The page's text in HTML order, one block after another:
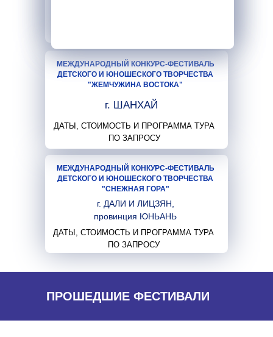
МЕЖДУНАРОДНЫЙ КОНКУРС-ФЕСТИВАЛЬ
ДЕТСКОГО И ЮНОШЕСКОГО ТВОРЧЕСТВА
"ЖЕМЧУЖИНА ВОСТОКА"
МЕЖДУНАРОДНЫЙ КОНКУРС-ФЕСТИВАЛЬ
ДЕТСКОГО И ЮНОШЕСКОГО ТВОРЧЕСТВА
"СНЕЖНАЯ ГОРА"
г. ШАНХАЙ
г. ДАЛИ И ЛИЦЗЯН,
провинция ЮНЬАНЬ
ДАТЫ, СТОИМОСТЬ И ПРОГРАММА ТУРА
ПО ЗАПРОСУ
ДАТЫ, СТОИМОСТЬ И ПРОГРАММА ТУРА
ПО ЗАПРОСУ
ПРОШЕДШИЕ ФЕСТИВАЛИ